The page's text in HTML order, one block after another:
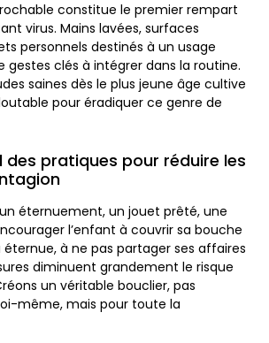
constitue le premier rempart
virus. Mains lavées, surfaces
personnels destinés à un usage
gestes clés à intégrer dans la routine.
saines dès le plus jeune âge cultive
pour éradiquer ce genre de
des pratiques pour réduire les
éternuement, un jouet prêté, une
l’enfant à couvrir sa bouche
éternue, à ne pas partager ses affaires
diminuent grandement le risque
un véritable bouclier, pas
même, mais pour toute la